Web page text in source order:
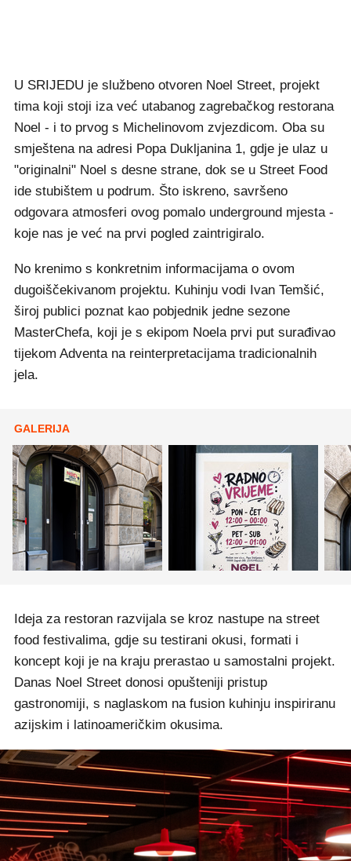
U SRIJEDU je službeno otvoren Noel Street, projekt
tima koji stoji iza već utabanog zagrebačkog restorana
Noel - i to prvog s Michelinovom zvjezdicom. Oba su
smještena na adresi Popa Dukljanina 1, gdje je ulaz u
"originalni" Noel s desne strane, dok se u Street Food
ide stubištem u podrum. Što iskreno, savršeno
odgovara atmosferi ovog pomalo underground mjesta -
koje nas je već na prvi pogled zaintrigiralo.
No krenimo s konkretnim informacijama o ovom
dugoiščekivanom projektu. Kuhinju vodi Ivan Temšić,
široj publici poznat kao pobjednik jedne sezone
MasterChefa, koji je s ekipom Noela prvi put surađivao
tijekom Adventa na reinterpretacijama tradicionalnih
jela.
GALERIJA
Ideja za restoran razvijala se kroz nastupe na street
food festivalima, gdje su testirani okusi, formati i
koncept koji je na kraju prerastao u samostalni projekt.
Danas Noel Street donosi opušteniji pristup
gastronomiji, s naglaskom na fusion kuhinju inspiriranu
azijskim i latinoameričkim okusima.